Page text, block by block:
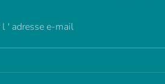
l ' adresse e-mail